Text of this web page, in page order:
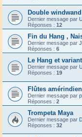
Double
Dernier message par
Réponses : 12
Fin du Hang ,
Dernier message par
Réponses : 6
Le Hang et
Dernier message par
Réponses : 19
Flûtes
Dernier message par
Réponses : 2
Trompeta Maya
Dernier message par
Réponses : 32